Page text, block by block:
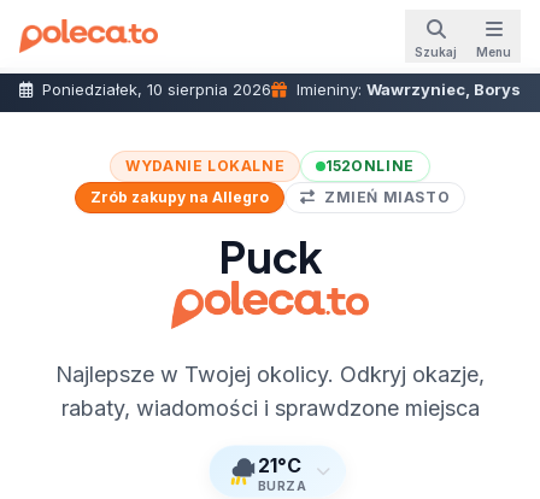
Szukaj Menu
Poniedziałek, 10 sierpnia 2026 Imieniny: Wawrzyniec, Borys
WYDANIE LOKALNE 152ONLINE
Zrób zakupy na Allegro
ZMIEŃ MIASTO
Puck
Najlepsze w Twojej okolicy. Odkryj okazje,
rabaty, wiadomości i sprawdzone miejsca
21°C
BURZA